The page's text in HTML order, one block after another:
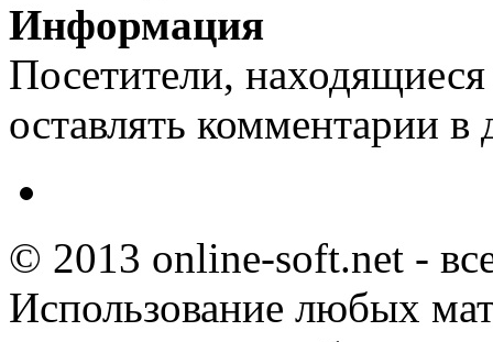
Информация
Посетители,
оставлять комментарии в
© 2013 online-soft.net -
Использование любых